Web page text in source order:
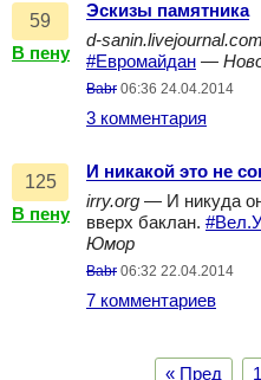
59
В пену
Эскизы памятника
d-sanin.livejournal.com
#Евромайдан —
Babr 06:36 24.04.2014
3 комментария
125
В пену
И никакой это не
irry.org — И никуда
вверх баклан.
Юмор
Babr 06:32 22.04.2014
7 комментариев
« Пред 1